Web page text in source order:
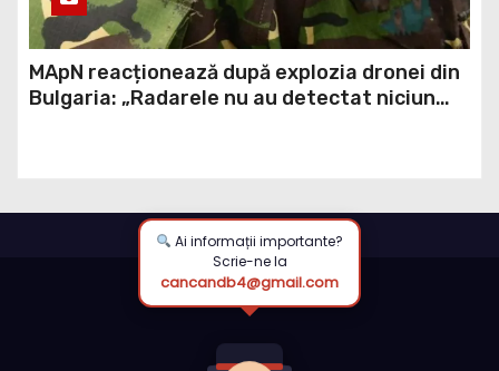
MApN reacționează după explozia dronei din
Bulgaria: „Radarele nu au detectat niciun
aparat care să fi traversat România”
Ai informații importante?
cancandb4@gmail.com